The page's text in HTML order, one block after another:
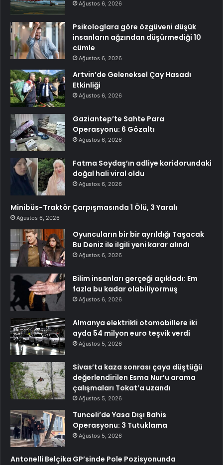
Ağustos 6, 2026
Psikologlara göre özgüveni düşük
insanların ağzından düşürmediği 10
cümle
Ağustos 6, 2026
Artvin’de Geleneksel Çay Hasadı
Etkinliği
Ağustos 6, 2026
Gaziantep’te Sahte Para
Operasyonu: 6 Gözaltı
Ağustos 6, 2026
Fatma Soydaş’ın adliye koridorundaki
doğal hali viral oldu
Ağustos 6, 2026
Minibüs-Traktör Çarpışmasında 1 Ölü, 3 Yaralı
Ağustos 6, 2026
Oyuncuların bir bir ayrıldığı Taşacak
Bu Deniz ile ilgili yeni karar alındı
Ağustos 6, 2026
Bilim insanları gerçeği açıkladı: Em
fazla bu kadar olabiliyormuş
Ağustos 6, 2026
Almanya elektrikli otomobillere iki
ayda 54 milyon euro teşvik verdi
Ağustos 5, 2026
Sivas’ta kaza sonrası çaya düştüğü
değerlendirilen Esma Nur’u arama
çalışmaları Tokat’a uzandı
Ağustos 5, 2026
Tunceli’de Yasa Dışı Bahis
Operasyonu: 3 Tutuklama
Ağustos 5, 2026
Antonelli Belçika GP’sinde Pole Pozisyonunda